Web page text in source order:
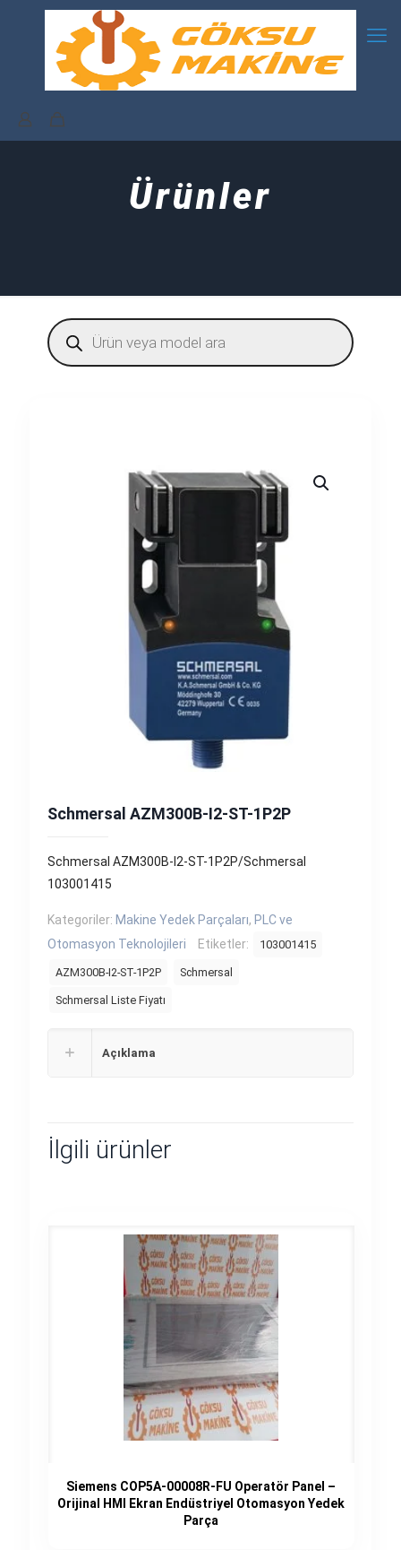
Ürünler
Products
search
Schmersal AZM300B-I2-ST-1P2P
Schmersal AZM300B-I2-ST-1P2P/Schmersal
103001415
Kategoriler: Makine Yedek Parçaları, PLC ve
Otomasyon Teknolojileri
Etiketler: 103001415
AZM300B-I2-ST-1P2P Schmersal
Schmersal Liste Fiyatı
Açıklama
İlgili ürünler
Siemens COP5A-00008R-FU Operatör Panel –
Orijinal HMI Ekran Endüstriyel Otomasyon Yedek
Parça